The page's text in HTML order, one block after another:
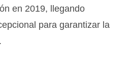
en 2019, llegando
para garantizar la